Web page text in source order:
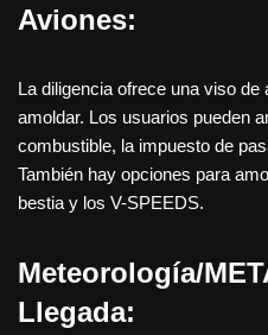
Aviones:
La diligencia ofrece una viso
amoldar. Los usuarios pueden
combustible, la impuesto de
También hay opciones para
bestia y los V-SPEEDS.
Meteorología/
Llegada: